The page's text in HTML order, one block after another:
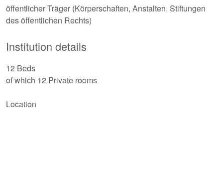
öffentlicher Träger (Körperschaften, Anstalten, Stiftungen
des öffentlichen Rechts)
Institution details
12 Beds
of which 12 Private rooms
Location